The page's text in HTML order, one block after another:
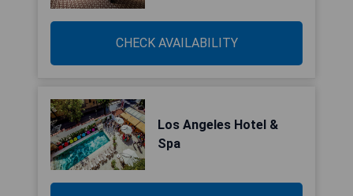
CHECK AVAILABILITY
Los Angeles Hotel &
Spa